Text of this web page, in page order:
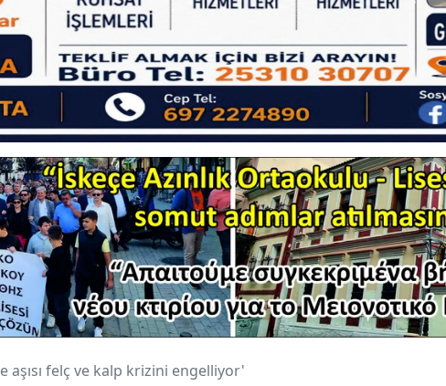
aşısı felç ve kalp krizini engelliyor'